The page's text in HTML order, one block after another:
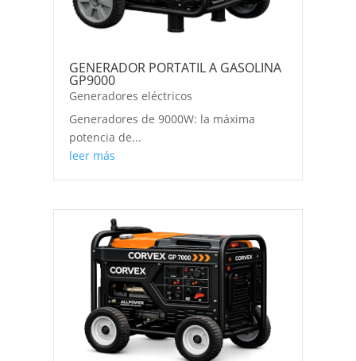
GENERADOR PORTATIL A GASOLINA
GP9000
Generadores eléctricos
Generadores de 9000W: la máxima
potencia de...
leer más